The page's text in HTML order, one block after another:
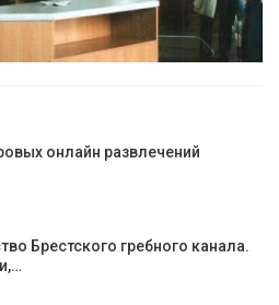
онлайн развлечений
Брестского гребного канала.